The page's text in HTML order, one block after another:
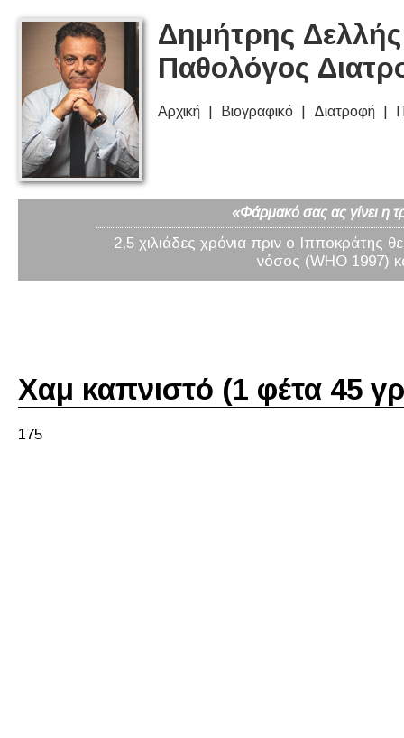
Δημήτρης
Παθολόγος
Αρχική Βιογραφικό Διατροφή
«Φάρμακό σας ας γίνει η
2,5 χιλιάδες χρόνια πριν ο Ιπποκράτης
νόσος (WHO 1997)
Χαμ καπνιστό (1 φέτα 45
175